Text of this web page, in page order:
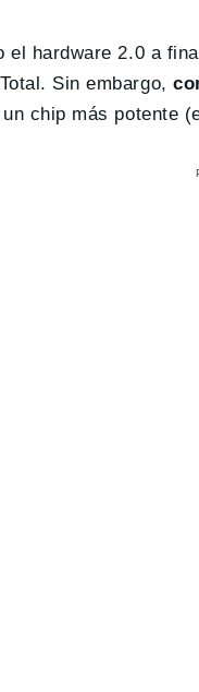
el hardware 2.0 a
Sin embargo,
chip más potente